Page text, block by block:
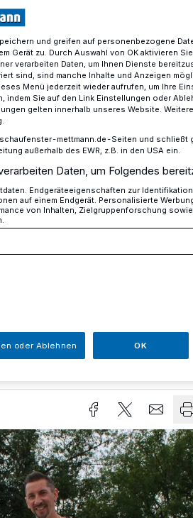
Deutschlands bester Tuner
aus
profanen Opel Astra G
Arbeit einen automobilen
einen der begehrtesten
und greifen auf personenbezogene
Gerät zu. Durch Auswahl von OK aktivieren
verarbeiten Daten, um Ihnen Dienste
sind, sind manche Inhalte und Anzeigen
Menü jederzeit wieder aufrufen, um Ihre
indem Sie auf den Link Einstellungen oder
gelten innerhalb unseres Website.
mettmann.de-Seiten und schließt
außerhalb des EWR, z.B. in den USA ein.
Daten, um Folgendes
Endgeräteeigenschaften zur
auf einem Endgerät. Personalisierte
von Inhalten, Zielgruppenforschung
oder Ablehnen OK